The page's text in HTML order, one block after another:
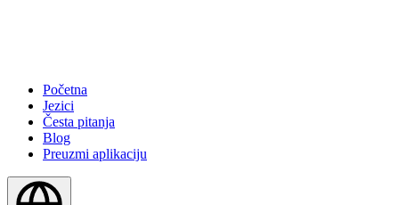
Početna
Jezici
Česta pitanja
Blog
Preuzmi aplikaciju